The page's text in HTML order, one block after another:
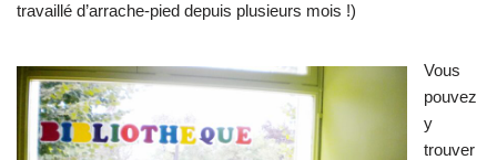
travaillé d’arrache-pied depuis plusieurs mois !)
Vous
pouvez
y
trouver